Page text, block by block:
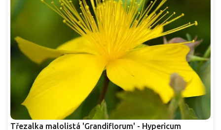
Třezalka malolistá 'Grandiflorum' - Hypericum